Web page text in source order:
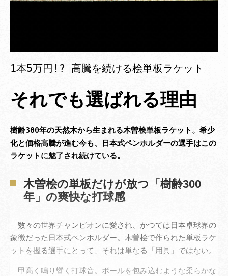
1本5万円!? 高騰を続ける桧単板ラケット
それでも選ばれる理由
樹齢300年の天然木から生まれる木曽桧単板ラケット。希少
化と価格高騰が進む今も、日本式ペンホルダーの選手はこの
ラケットに魅了され続けている。
木曽桧の単板だけが放つ「樹齢300
年」の爽快な打球感
数々の世界チャンピオンに愛され、かつては日本卓球界の
象徴だった日本式ペンホルダー。木曽桧で作られた単板ラケ
ットを握る選手にとって、それは単なる「用具」ではない。
甲高く鳴り響く打球音。ボールを包み込むような柔らかな